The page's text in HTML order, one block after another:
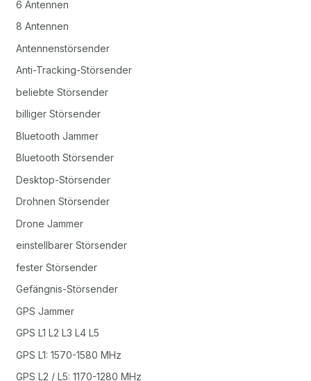
6 Antennen
8 Antennen
Antennenstörsender
Anti-Tracking-Störsender
beliebte Störsender
billiger Störsender
Bluetooth Jammer
Bluetooth Störsender
Desktop-Störsender
Drohnen Störsender
Drone Jammer
einstellbarer Störsender
fester Störsender
Gefängnis-Störsender
GPS Jammer
GPS L1 L2 L3 L4 L5
GPS L1: 1570-1580 MHz
GPS L2 / L5: 1170-1280 MHz